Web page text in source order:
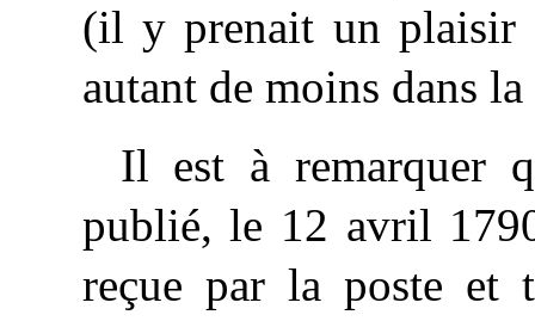
(il y prenait un plaisir
autant de moins dans
Il est à remarquer
publié, le 12 avril
reçue par la poste et